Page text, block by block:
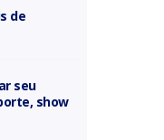
de
seu
show